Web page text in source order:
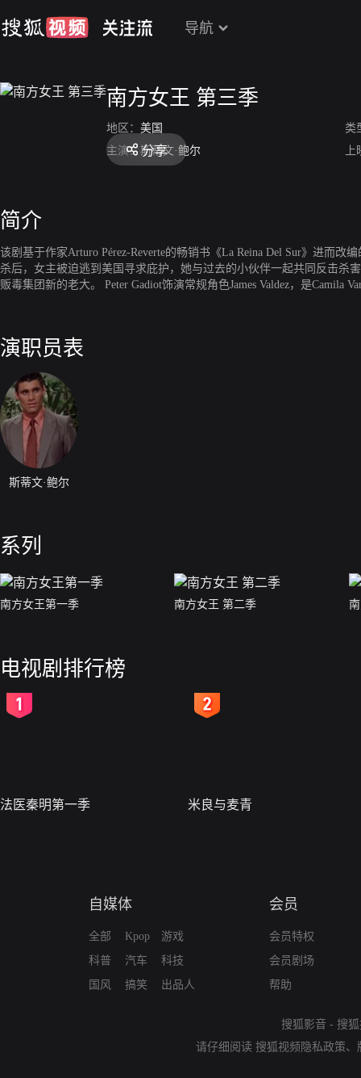
导航
南方女王 第三季
地区： 美国
类
主演： 斯蒂文·鲍尔
分享
简介
该剧基于作家Arturo Pérez-Reverte的畅销书《La Reina Del Sur》进而改
杀后，女主被迫逃到美国寻求庇护，她与过去的小伙伴一起共同反击杀
贩毒集团新的老大。 Peter Gadiot饰演常规角色James Valdez，是
演职员表
斯蒂文·鲍尔
系列
南方女王第一季 南方女王 第二季
电视剧排行榜
法医秦明第一季 米良与麦青
自媒体
全部
科普
国风
Kpop
汽车
搞笑
游戏
科技
出品人
会员
会员特权
会员剧场
帮助
搜狐影音 - 搜
请仔细阅读 搜狐视频隐私政策、